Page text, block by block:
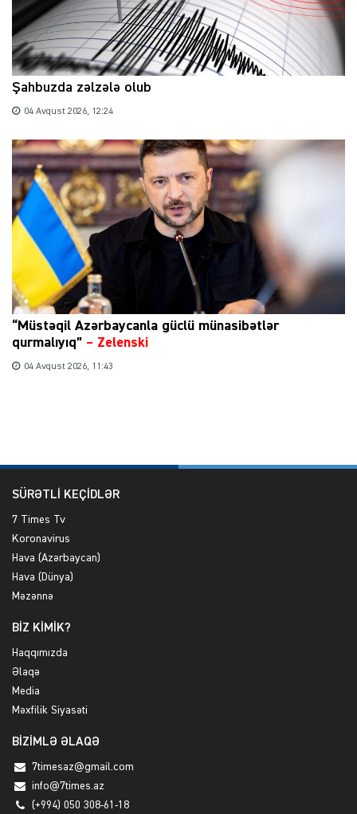
Şahbuzda zəlzələ olub
04 Avqust 2026, 12:24
“Müstəqil Azərbaycanla güclü münasibətlər
qurmalıyıq” – Zelenski
04 Avqust 2026, 11:43
SÜRƏTLİ KEÇİDLƏR
7 Times Tv
Koronavirus
Hava (Azərbaycan)
Hava (Dünya)
Məzənnə
BİZ KİMİK?
Haqqımızda
Əlaqə
Media
Məxfilik Siyasəti
BİZİMLƏ ƏLAQƏ
7timesaz@gmail.com
info@7times.az
(+994) 050 308-61-18